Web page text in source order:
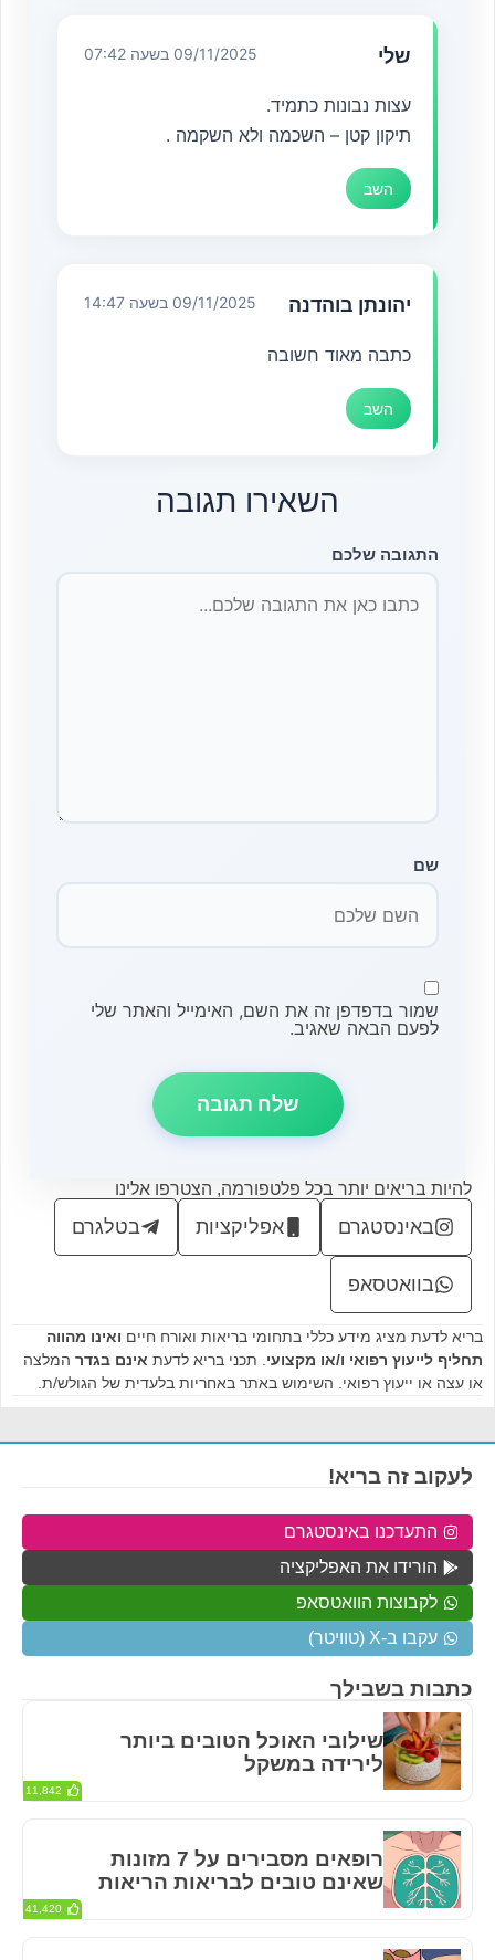
שלי 09/11/2025 בשעה 07:42
עצות נבונות כתמיד.
תיקון קטן – השכמה ולא השקמה .
השב
יהונתן בוהדנה 09/11/2025 בשעה 14:47
כתבה מאוד חשובה
השב
השאירו תגובה
התגובה שלכם
שם
שמור בדפדפן זה את השם, האימייל והאתר שלי
לפעם הבאה שאגיב.
להיות בריאים יותר בכל פלטפורמה, הצטרפו אלינו
באינסטגרם אפליקציות בטלגרם
בוואטסאפ
בריא לדעת מציג מידע כללי בתחומי בריאות ואורח חיים ואינו מהווה
תחליף לייעוץ רפואי ו/או מקצועי . תכני בריא לדעת אינם בגדר המלצה
או עצה או ייעוץ רפואי. השימוש באתר באחריות בלעדית של הגולש/ת.
כתבות בשבילך
שילובי האוכל הטובים ביותר
לירידה במשקל
11,842
רופאים מסבירים על 7 מזונות
שאינם טובים לבריאות הריאות
41,420
לעקוב זה בריא!
התעדכנו באינסטגרם
הורידו את האפליקציה
לקבוצות הוואטסאפ
עקבו ב-X (טוויטר)